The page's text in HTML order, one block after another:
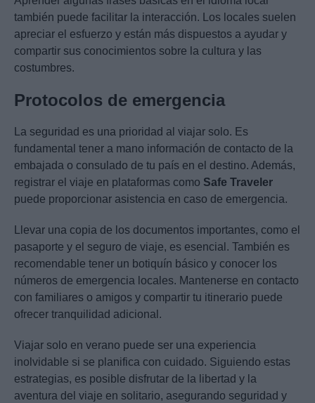
también puede facilitar la interacción. Los locales suelen
apreciar el esfuerzo y están más dispuestos a ayudar y
compartir sus conocimientos sobre la cultura y las
costumbres.
Protocolos de emergencia
La seguridad es una prioridad al viajar solo. Es
fundamental tener a mano información de contacto de la
embajada o consulado de tu país en el destino. Además,
registrar el viaje en plataformas como Safe Traveler
puede proporcionar asistencia en caso de emergencia.
Llevar una copia de los documentos importantes, como el
pasaporte y el seguro de viaje, es esencial. También es
recomendable tener un botiquín básico y conocer los
números de emergencia locales. Mantenerse en contacto
con familiares o amigos y compartir tu itinerario puede
ofrecer tranquilidad adicional.
Viajar solo en verano puede ser una experiencia
inolvidable si se planifica con cuidado. Siguiendo estas
estrategias, es posible disfrutar de la libertad y la
aventura del viaje en solitario, asegurando seguridad y